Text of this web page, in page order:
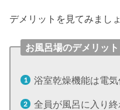
デメリットを見てみましょ
お風呂場のデメリット
浴室乾燥機能は電気
全員が風呂に入り終